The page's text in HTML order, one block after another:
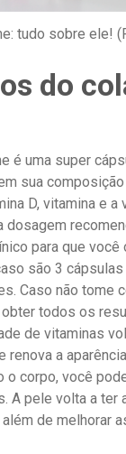
tudo sobre ele!
do
é uma super
sua
D, vitamina e a
dosagem
para que você
são 3
Caso não tome
todos os
de vitaminas
renova a
o corpo, você
A pele volta a ter
de melhorar